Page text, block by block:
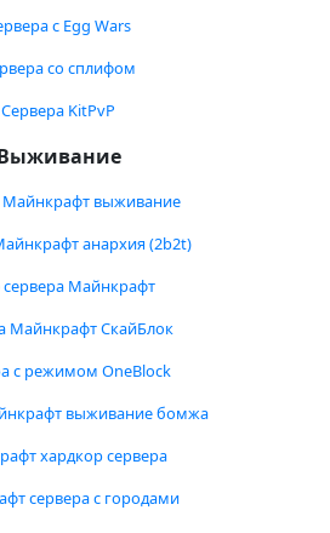
с Egg Wars
со сплифом
Сервера KitPvP
Майнкрафт выживание
анархия (2b2t)
сервера Майнкрафт
Майнкрафт СкайБлок
с режимом OneBlock
выживание бомжа
хардкор сервера
сервера с городами